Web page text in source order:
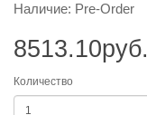
Наличие: Pre-Order
8513.10руб.
Количество